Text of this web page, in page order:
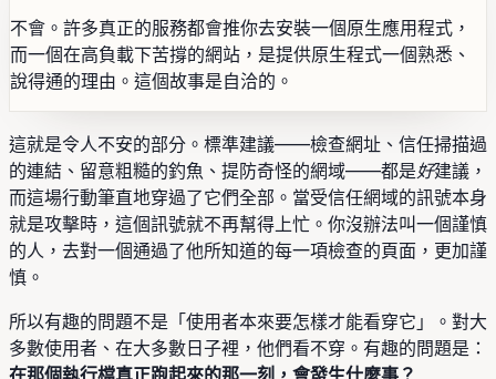
不會。許多真正的服務都會推你去安裝一個原生應用程式，
而一個在高負載下苦撐的網站，是提供原生程式一個熟悉、
說得通的理由。這個故事是自洽的。
這就是令人不安的部分。標準建議——檢查網址、信任掃描過
的連結、留意粗糙的釣魚、提防奇怪的網域——都是好建議，
而這場行動筆直地穿過了它們全部。當受信任網域的訊號本身
就是攻擊時，這個訊號就不再幫得上忙。你沒辦法叫一個謹慎
的人，去對一個通過了他所知道的每一項檢查的頁面，更加謹
慎。
所以有趣的問題不是「使用者本來要怎樣才能看穿它」。對大
多數使用者、在大多數日子裡，他們看不穿。有趣的問題是：